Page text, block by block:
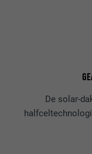
De solar-